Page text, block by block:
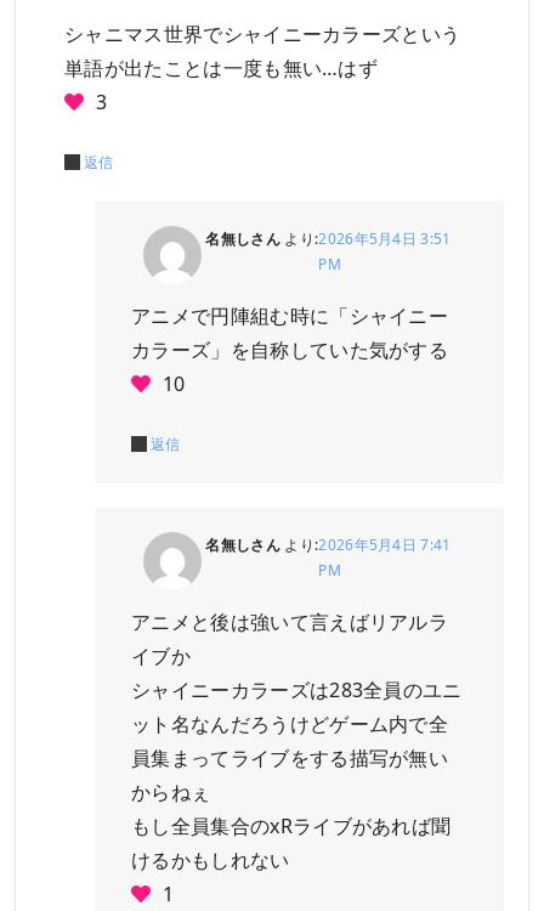
シャニマス世界でシャイニーカラーズという
単語が出たことは一度も無い…はず
3
返信
名無しさん より:2026年5月4日 3:51
PM
アニメで円陣組む時に「シャイニー
カラーズ」を自称していた気がする
10
返信
名無しさん より:2026年5月4日 7:41
PM
アニメと後は強いて言えばリアルラ
イブか
シャイニーカラーズは283全員のユニ
ット名なんだろうけどゲーム内で全
員集まってライブをする描写が無い
からねぇ
もし全員集合のxRライブがあれば聞
けるかもしれない
1